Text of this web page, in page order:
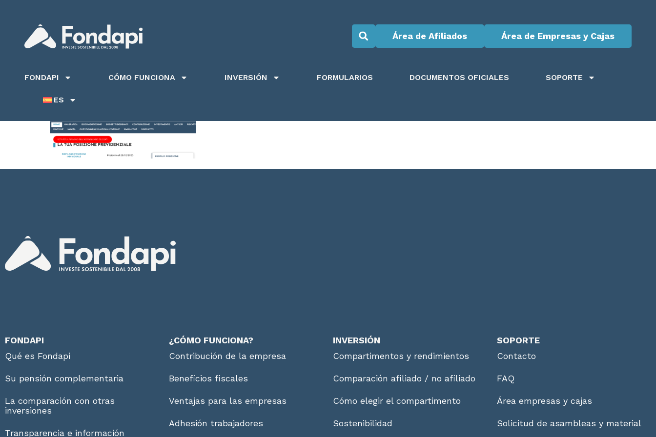
Área de Afiliados Área de Empresas y Cajas
FONDAPI CÓMO FUNCIONA INVERSIÓN FORMULARIOS DOCUMENTOS OFICIALES SOPORTE
ES
FONDAPI
Qué es Fondapi
Su pensión complementaria
La comparación con otras
inversiones
Transparencia e información
¿CÓMO FUNCIONA?
Contribución de la empresa
Beneficios fiscales
Ventajas para las empresas
Adhesión trabajadores
INVERSIÓN
Compartimentos y rendimientos
Comparación afiliado / no afiliado
Cómo elegir el compartimento
Sostenibilidad
SOPORTE
Contacto
FAQ
Área empresas y cajas
Solicitud de asambleas y material